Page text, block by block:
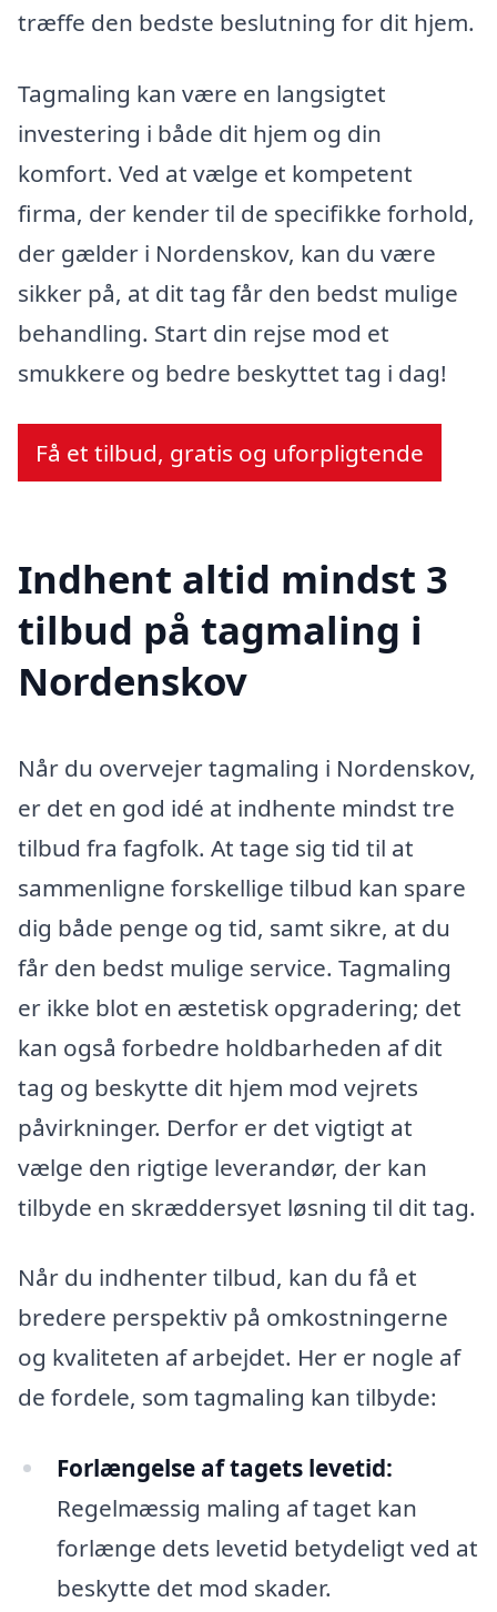
træffe den bedste beslutning for dit hjem.
Tagmaling kan være en langsigtet
investering i både dit hjem og din
komfort. Ved at vælge et kompetent
firma, der kender til de specifikke forhold,
der gælder i Nordenskov, kan du være
sikker på, at dit tag får den bedst mulige
behandling. Start din rejse mod et
smukkere og bedre beskyttet tag i dag!
Få et tilbud, gratis og uforpligtende
Indhent altid mindst 3
tilbud på tagmaling i
Nordenskov
Når du overvejer tagmaling i Nordenskov,
er det en god idé at indhente mindst tre
tilbud fra fagfolk. At tage sig tid til at
sammenligne forskellige tilbud kan spare
dig både penge og tid, samt sikre, at du
får den bedst mulige service. Tagmaling
er ikke blot en æstetisk opgradering; det
kan også forbedre holdbarheden af dit
tag og beskytte dit hjem mod vejrets
påvirkninger. Derfor er det vigtigt at
vælge den rigtige leverandør, der kan
tilbyde en skræddersyet løsning til dit tag.
Når du indhenter tilbud, kan du få et
bredere perspektiv på omkostningerne
og kvaliteten af arbejdet. Her er nogle af
de fordele, som tagmaling kan tilbyde:
Forlængelse af tagets levetid:
Regelmæssig maling af taget kan
forlænge dets levetid betydeligt ved at
beskytte det mod skader.